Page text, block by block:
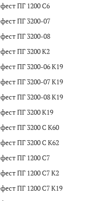
ПГ 1200 C6
ПГ 3200-07
ПГ 3200-08
ПГ 3200 K2
ПГ 3200-06 K19
ПГ 3200-07 K19
ПГ 3200-08 K19
ПГ 3200 K19
ПГ 3200 C K60
ПГ 3200 C K62
ПГ 1200 C7
ПГ 1200 С7 К2
ПГ 1200 C7 K19